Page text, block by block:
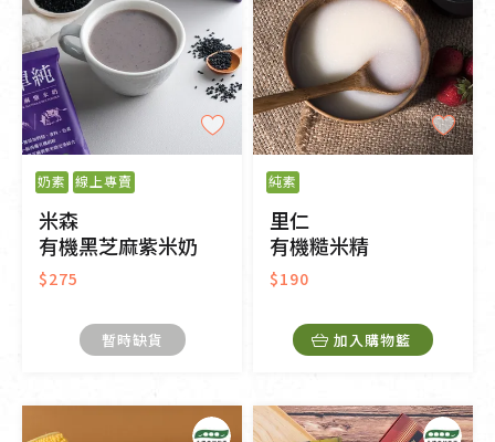
奶素 線上專賣
米森
有機黑芝麻紫米奶
$275
暫時缺貨
純素
里仁
有機糙米精
$190
加入購物籃